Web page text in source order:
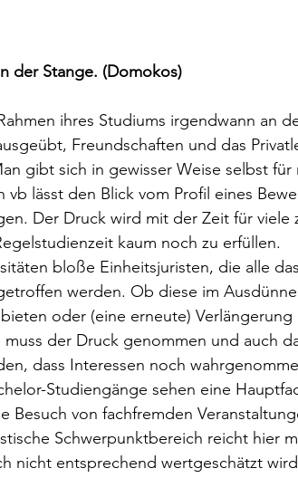
der Stange. (Domokos)
ihres Studiums irgendwann an
Freundschaften und das
gibt sich in gewisser Weise selbst für
lässt den Blick vom Profil eines
Der Druck wird mit der Zeit für viele
kaum noch zu erfüllen.
bloße Einheitsjuristen, die alle
werden. Ob diese im
oder (eine erneute) Verlängerung
der Druck genommen und auch
dass Interessen noch
Studiengänge sehen eine
Besuch von fachfremden
Schwerpunktbereich reicht hier
nicht entsprechend wertgeschätzt